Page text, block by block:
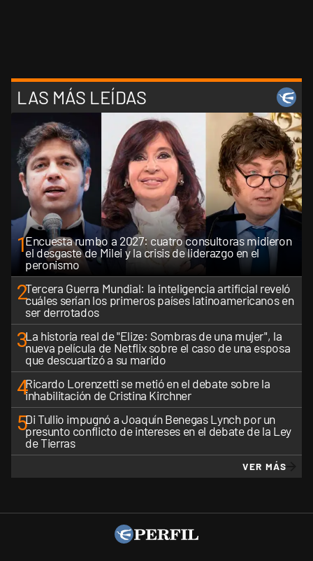
LAS MÁS LEÍDAS
1Encuesta rumbo a 2027: cuatro consultoras midieron
el desgaste de Milei y la crisis de liderazgo en el
peronismo
2Tercera Guerra Mundial: la inteligencia artificial reveló
cuáles serían los primeros países latinoamericanos en
ser derrotados
3La historia real de "Elize: Sombras de una mujer", la
nueva película de Netflix sobre el caso de una esposa
que descuartizó a su marido
4Ricardo Lorenzetti se metió en el debate sobre la
inhabilitación de Cristina Kirchner
5Di Tullio impugnó a Joaquín Benegas Lynch por un
presunto conflicto de intereses en el debate de la Ley
de Tierras
VER MÁS